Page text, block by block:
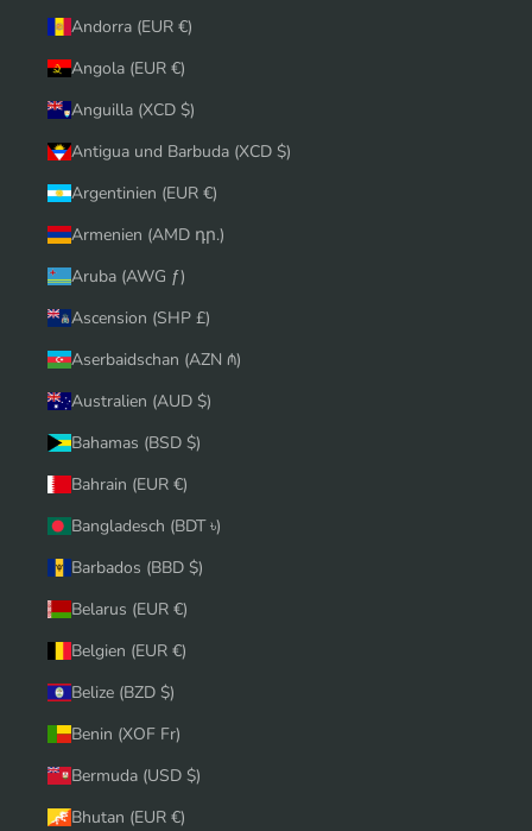
Andorra (EUR €)
Angola (EUR €)
Anguilla (XCD $)
Antigua und Barbuda (XCD $)
Argentinien (EUR €)
Armenien (AMD դր.)
Aruba (AWG ƒ)
Ascension (SHP £)
Aserbaidschan (AZN ₼)
Australien (AUD $)
Bahamas (BSD $)
Bahrain (EUR €)
Bangladesch (BDT ৳)
Barbados (BBD $)
Belarus (EUR €)
Belgien (EUR €)
Belize (BZD $)
Benin (XOF Fr)
Bermuda (USD $)
Bhutan (EUR €)